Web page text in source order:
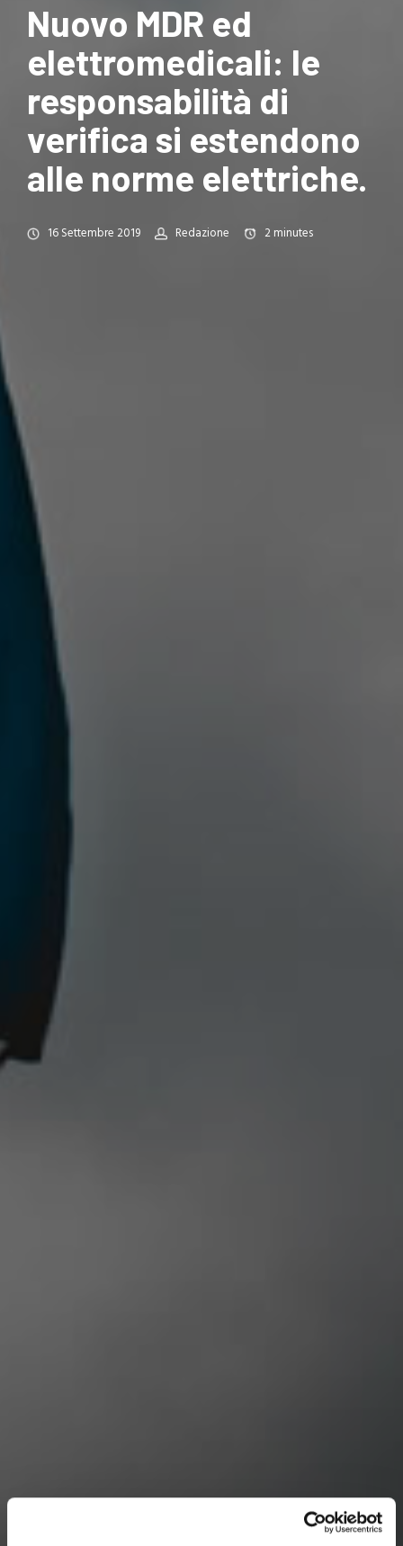
Nuovo MDR ed
elettromedicali: le
responsabilità di
verifica si estendono
alle norme elettriche.
16 Settembre 2019 Redazione 2minutes